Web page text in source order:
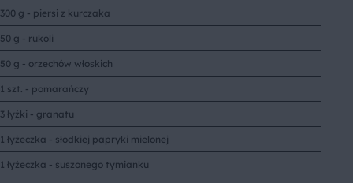
300 g - piersi z kurczaka
50 g - rukoli
50 g - orzechów włoskich
1 szt. - pomarańczy
3 łyżki - granatu
1 łyżeczka - słodkiej papryki mielonej
1 łyżeczka - suszonego tymianku